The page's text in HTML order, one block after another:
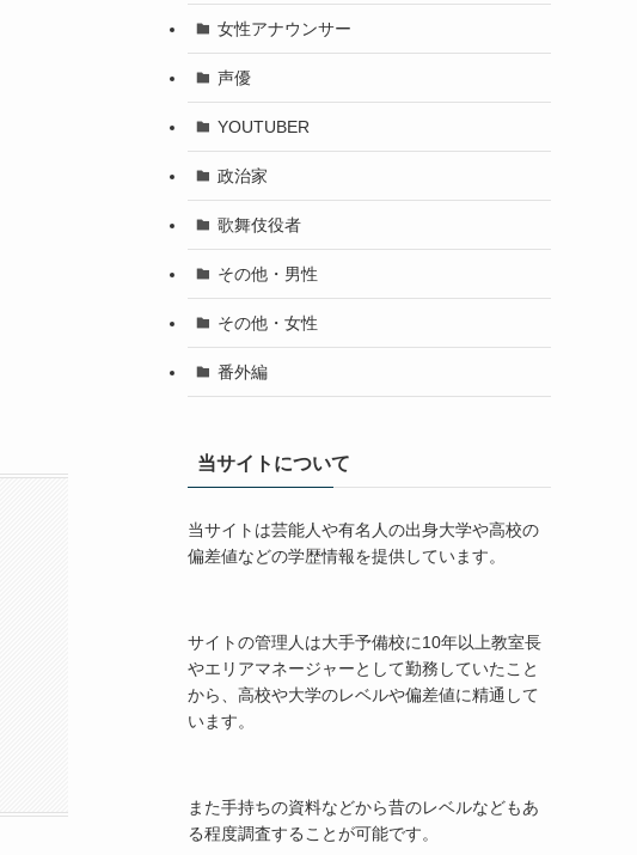
女性アナウンサー
声優
YOUTUBER
政治家
歌舞伎役者
その他・男性
その他・女性
番外編
当サイトについて
当サイトは芸能人や有名人の出身大学や高校の
偏差値などの学歴情報を提供しています。
サイトの管理人は大手予備校に10年以上教室長
やエリアマネージャーとして勤務していたこと
から、高校や大学のレベルや偏差値に精通して
います。
また手持ちの資料などから昔のレベルなどもあ
る程度調査することが可能です。